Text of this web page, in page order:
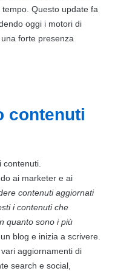
tempo. Questo update fa
oggi i motori di
forte presenza
contenuti
contenuti
ai marketer e ai
contenutiaggiornati
icontenutiche
quanto sono i più
blog e inizia a scrivere.
aggiornamenti di
search e social,